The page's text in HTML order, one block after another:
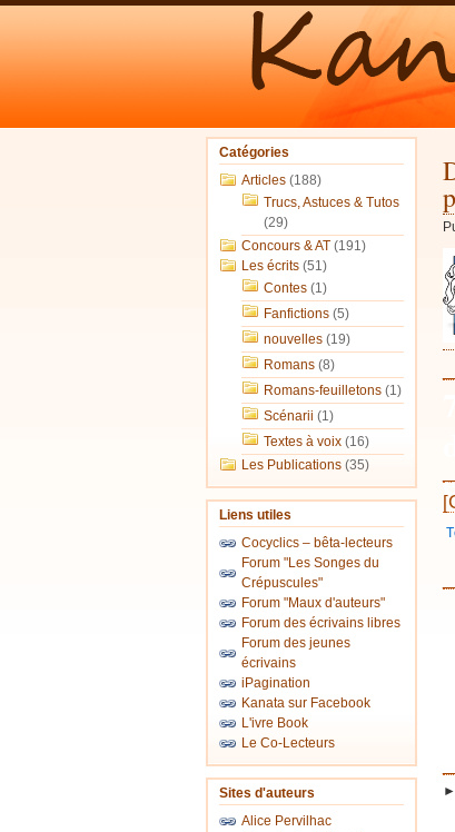
Catégories
Articles(188)
Trucs, Astuces & Tutos
(29)
Concours & AT(191)
Les écrits(51)
Contes(1)
Fanfictions(5)
nouvelles(19)
Romans(8)
Romans-feuilletons(1)
Scénarii (1)
Textes à voix(16)
Les Publications(35)
Liens utiles
Cocyclics – bêta-lecteurs
Forum "Les Songes du
Crépuscules"
Forum "Maux d'auteurs"
Forum des écrivains libres
Forum des jeunes
écrivains
iPagination
Kanata sur Facebook
L'ivre Book
Le Co-Lecteurs
Sites d'auteurs
Alice Pervilhac
►